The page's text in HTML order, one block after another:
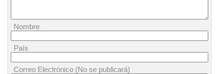
Nombre
País
Correo Electrónico (No se publicará)